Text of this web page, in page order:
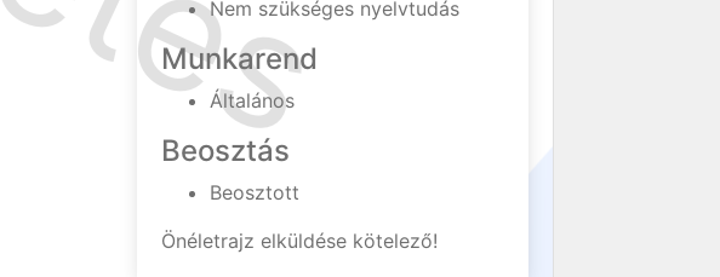
Nem szükséges nyelvtudás
Munkarend
Általános
Beosztás
Beosztott
Önéletrajz elküldése kötelező!